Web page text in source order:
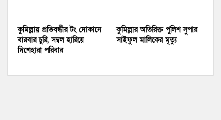
কুমিল্লায় প্রতিবন্ধীর টং দোকানে
বারবার চুরি, সম্বল হারিয়ে
দিশেহারা পরিবার
কুমিল্লার অতিরিক্ত পুলিশ সুপার
সাইফুল মালিকের মৃত্যু